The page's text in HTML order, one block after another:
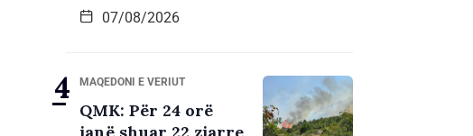
07/08/2026
MAQEDONI E VERIUT
QMK: Për 24 orë